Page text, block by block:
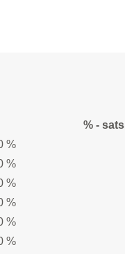
% - sats
%
%
%
%
%
%